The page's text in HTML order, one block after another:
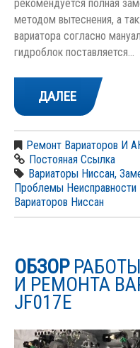
рекомендуется полная
методом вытеснения, а
вариатора согласно
гидроблок поставляется…
ДАЛЕЕ
Ремонт Вариаторов И
Постояная Ссылка
Вариаторы Ниссан,
Проблемы Неисправности
Вариаторов Ниссан
ОБЗОР
И РЕМОНТА
JF017E